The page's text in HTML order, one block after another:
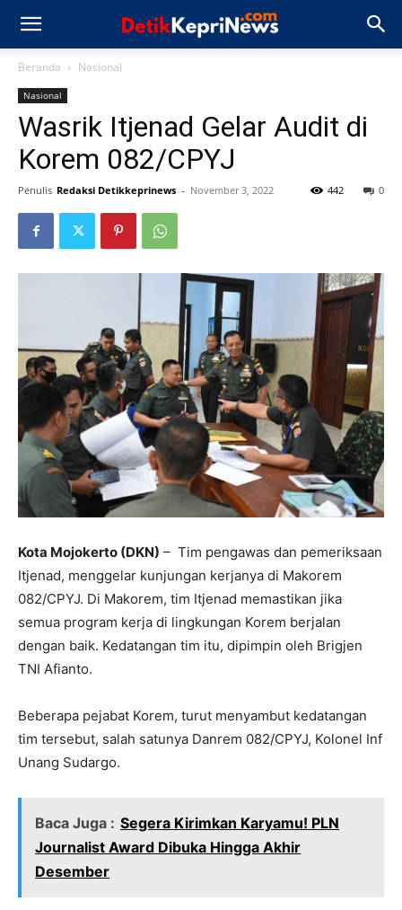
Beranda Nasional
Nasional
Wasrik Itjenad Gelar Audit di
Korem 082/CPYJ
Penulis Redaksi Detikkeprinews - November 3, 2022 0
442
Kota Mojokerto (DKN) – Tim pengawas dan pemeriksaan
Itjenad, menggelar kunjungan kerjanya di Makorem
082/CPYJ. Di Makorem, tim Itjenad memastikan jika
semua program kerja di lingkungan Korem berjalan
dengan baik. Kedatangan tim itu, dipimpin oleh Brigjen
TNI Afianto.
Beberapa pejabat Korem, turut menyambut kedatangan
tim tersebut, salah satunya Danrem 082/CPYJ, Kolonel Inf
Unang Sudargo.
Baca Juga : Segera Kirimkan Karyamu! PLN
Journalist Award Dibuka Hingga Akhir
Desember